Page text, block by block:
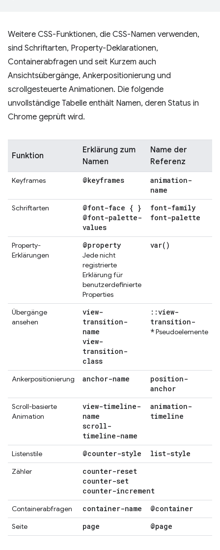
Weitere CSS-Funktionen, die CSS-Namen verwenden,
sind Schriftarten, Property-Deklarationen,
Containerabfragen und seit Kurzem auch
Ansichtsübergänge, Ankerpositionierung und
scrollgesteuerte Animationen. Die folgende
unvollständige Tabelle enthält Namen, deren Status in
Chrome geprüft wird.
Funktion
Erklärung zum
Namen
Name der
Referenz
Keyframes @keyframes
animation-
name
Schriftarten
@font-face { }
@font-palette-
values
font-family
font-palette
Property-
Erklärungen
@property
Jede nicht
registrierte
Erklärung für
benutzerdefinierte
Properties
var( )
Übergänge
ansehen
view-
transition-
name
view-
transition-
class
::view-
transition-
*Pseudoelemente
Ankerpositionierung anchor-name
position-
anchor
Scroll-basierte
Animation
view-timeline-
name
scroll-
timeline-name
animation-
timeline
Listenstile @counter-style list-style
Zähler
counter-reset
counter-set
counter-increment
Containerabfragen container-name @container
Seite page @page